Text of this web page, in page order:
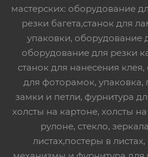
мастерских: оборудование
резки багета,станок для
упаковки, оборудование
оборудование для резки
станок для нанесения
для фоторамок, упаковка,
замки и петли, фурнитура
холсты на картоне, холсты
рулоне, стекло,
листах,постеры в